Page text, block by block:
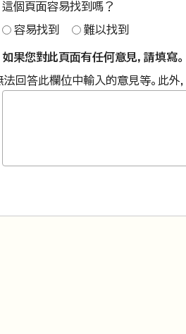
這個頁面容易找到嗎？
容易找到 難以找到
如果您對此頁面有任何意見，請填寫。
法回答此欄位中輸入的意見等。此外